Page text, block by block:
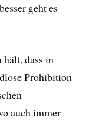
geht es
hält, dass in
Prohibition
auch immer